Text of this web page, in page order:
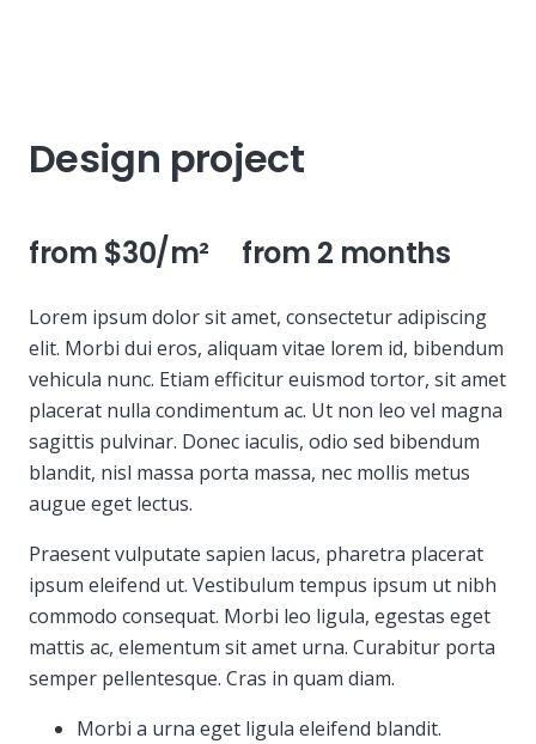
Design project
from $30/m² from 2 months
Lorem ipsum dolor sit amet, consectetur adipiscing
elit. Morbi dui eros, aliquam vitae lorem id, bibendum
vehicula nunc. Etiam efficitur euismod tortor, sit amet
placerat nulla condimentum ac. Ut non leo vel magna
sagittis pulvinar. Donec iaculis, odio sed bibendum
blandit, nisl massa porta massa, nec mollis metus
augue eget lectus.
Praesent vulputate sapien lacus, pharetra placerat
ipsum eleifend ut. Vestibulum tempus ipsum ut nibh
commodo consequat. Morbi leo ligula, egestas eget
mattis ac, elementum sit amet urna. Curabitur porta
semper pellentesque. Cras in quam diam.
Morbi a urna eget ligula eleifend blandit.